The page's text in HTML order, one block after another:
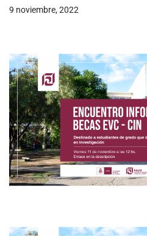
9 noviembre, 2022